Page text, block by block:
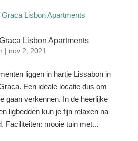
Lisbon Apartments
| nov 2, 2021
liggen in hartje Lissabon in
Een ideale locatie dus om
gaan verkennen. In de heerlijke
ligbedden kun je fijn relaxen na
Faciliteiten: mooie tuin met...